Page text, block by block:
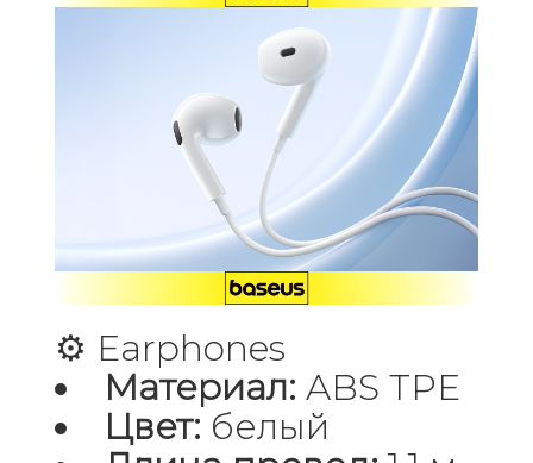
⚙️ Earphones
Материал: ABS TPE
Цвет: белый